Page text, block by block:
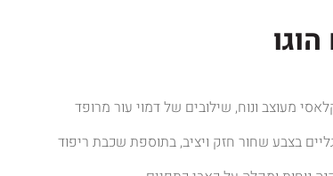
מעוצב ונוח, שילובים של דמוי עור מרופד
בצבע שחור חזק ויציב, בתוספת שכבת ריפוד